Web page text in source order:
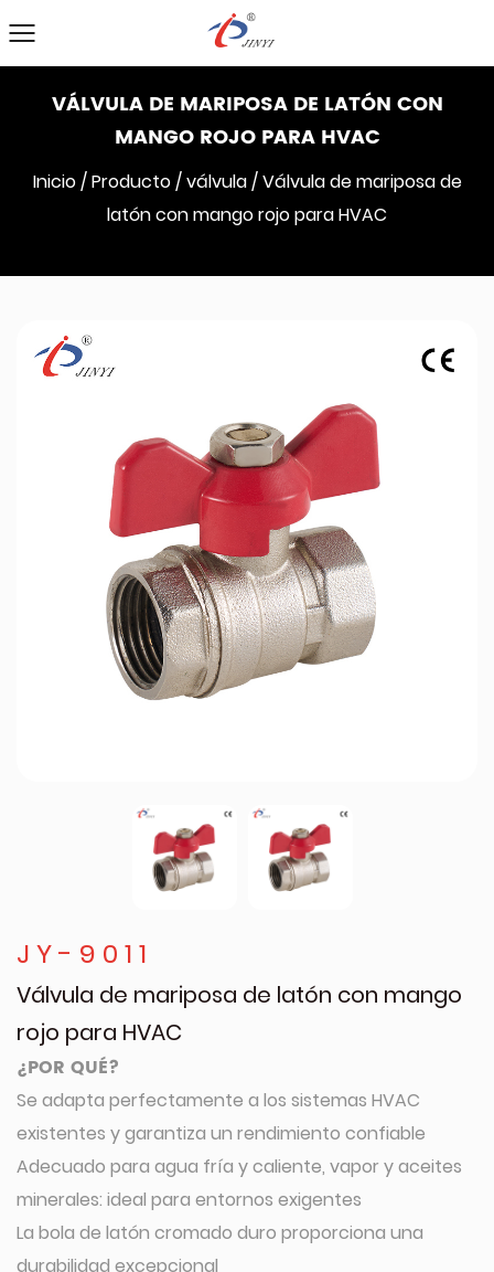
VÁLVULA DE MARIPOSA DE LATÓN CON
MANGO ROJO PARA HVAC
Inicio/Producto/válvula/Válvula de mariposa de
latón con mango rojo para HVAC
JY-9011
Válvula de mariposa de latón con mango
rojo para HVAC
¿POR QUÉ?
Se adapta perfectamente a los sistemas HVAC
existentes y garantiza un rendimiento confiable
Adecuado para agua fría y caliente, vapor y aceites
minerales: ideal para entornos exigentes
La bola de latón cromado duro proporciona una
durabilidad excepcional